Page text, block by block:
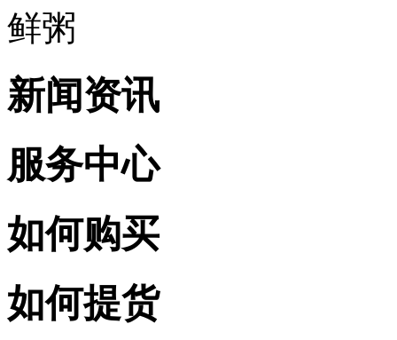
鲜粥
新闻资讯
服务中心
如何购买
如何提货